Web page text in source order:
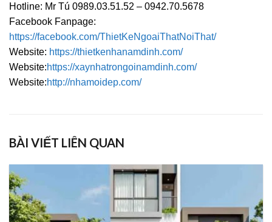
Hotline: Mr Tú 0989.03.51.52 – 0942.70.5678
Facebook Fanpage:
https://facebook.com/ThietKeNgoaiThatNoiThat/
Website: https://thietkenhanamdinh.com/
Website:https://xaynhatrongoinamdinh.com/
Website:http://nhamoidep.com/
BÀI VIẾT LIÊN QUAN